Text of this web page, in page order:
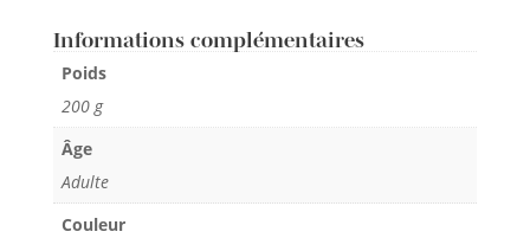
Informations complémentaires
Poids
200 g
Âge
Adulte
Couleur